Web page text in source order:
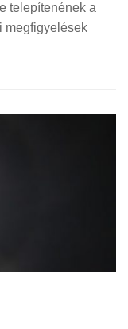
telepítenének a
megfigyelések